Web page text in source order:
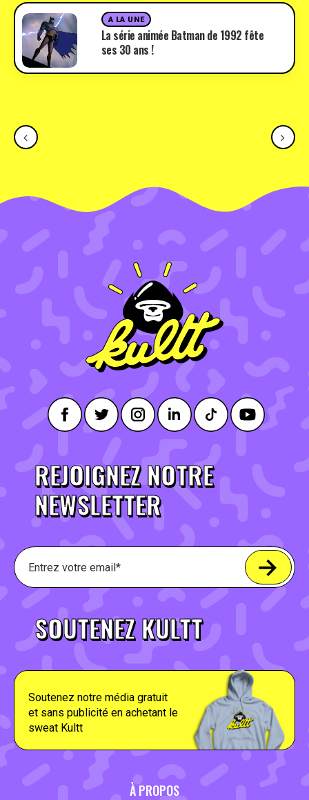
A LA UNE
La série animée Batman de 1992 fête
ses 30 ans !
REJOIGNEZ NOTRE
NEWSLETTER
SOUTENEZ KULTT
Soutenez notre média gratuit
et sans publicité en achetant le
sweat Kultt
À PROPOS